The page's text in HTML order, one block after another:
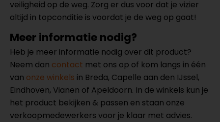
veiligheid op de weg. Zorg er dus voor dat je vizier
altijd in topconditie is voordat je de weg op gaat!
Meer informatie nodig?
Heb je meer informatie nodig over dit product?
Neem dan contact met ons op of kom langs in één
van onze winkels in Breda, Capelle aan den IJssel,
Eindhoven, Vianen of Apeldoorn. In de winkels kun je
het product bekijken & passen en staan onze
verkoopmedewerkers voor je klaar met advies.